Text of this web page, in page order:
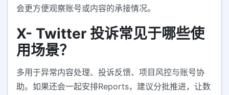
会更方便观察账号或内容的承接情况。
X- Twitter 投诉常见于哪些使
用场景？
多用于异常内容处理、投诉反馈、项目风控与账号协
助。如果还会一起安排Reports，建议分批推进，让数